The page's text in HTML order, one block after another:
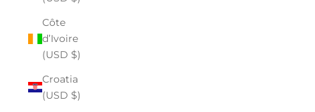
Côte
d’Ivoire
(USD $)
Croatia
(USD $)